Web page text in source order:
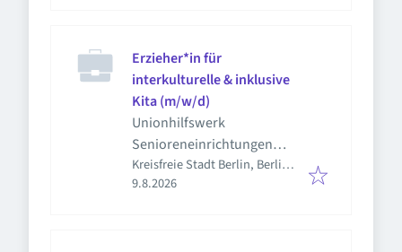
Erzieher*in für
interkulturelle & inklusive
Kita (m/w/d)
Unionhilfswerk
Senioreneinrichtungen
gGmbH
Kreisfreie Stadt Berlin, Berlin,
Deutschland
Veröffentlicht
9.8.2026